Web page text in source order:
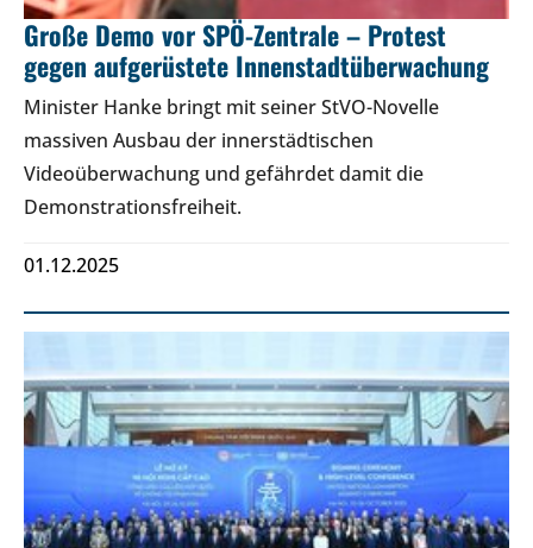
Große Demo vor SPÖ-Zentrale – Protest
gegen aufgerüstete Innenstadtüberwachung
Minister Hanke bringt mit seiner StVO-Novelle
massiven Ausbau der innerstädtischen
Videoüberwachung und gefährdet damit die
Demonstrationsfreiheit.
01.12.2025